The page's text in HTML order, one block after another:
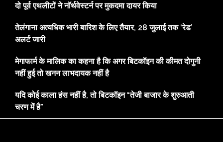
दो पूर्व एथलीटों ने नॉर्थवेस्टर्न पर मुकदमा दायर किया
तेलंगाना अत्यधिक भारी बारिश के लिए तैयार, 28 जुलाई तक ‘रेड’
अलर्ट जारी
मेगाफार्म के मालिक का कहना है कि अगर बिटकॉइन की कीमत दोगुनी
नहीं हुई तो खनन लाभदायक नहीं है
यदि कोई काला हंस नहीं है, तो बिटकॉइन “तेजी बाजार के शुरुआती
चरण में है”